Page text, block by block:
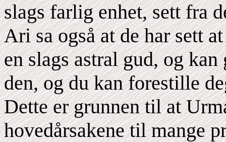
slags farlig enhet, sett fra
Ari sa også at de har sett
en slags astral gud, og
den, og du kan forestille
Dette er grunnen til at
hovedårsakene til mange